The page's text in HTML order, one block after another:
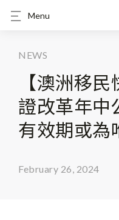
Menu
NEWS
【澳洲移
證改革年中
有效期或為
February 26, 2024